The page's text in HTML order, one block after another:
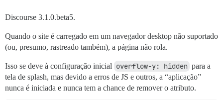
Discourse 3.1.0.beta5.
Quando o site é carregado em um navegador desktop não suportado
(ou, presumo, rastreado também), a página não rola.
Isso se deve à configuração inicial overflow-y: hidden para a
tela de splash, mas devido a erros de JS e outros, a “aplicação”
nunca é iniciada e nunca tem a chance de remover o atributo.